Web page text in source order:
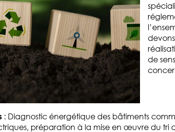
de
: Diagnostic énergétique des bâtiments
préparation à la mise en œuvre du tri